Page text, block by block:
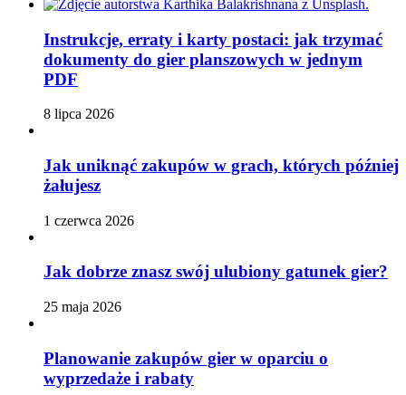
Instrukcje, erraty i karty postaci: jak trzymać
dokumenty do gier planszowych w jednym
PDF
8 lipca 2026
Jak uniknąć zakupów w grach, których później
żałujesz
1 czerwca 2026
Jak dobrze znasz swój ulubiony gatunek gier?
25 maja 2026
Planowanie zakupów gier w oparciu o
wyprzedaże i rabaty